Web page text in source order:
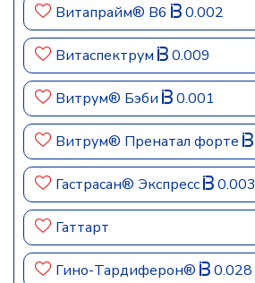
Витапрайм® В6 0.002
Витаспектрум 0.009
Витрум® Бэби 0.001
Витрум® Пренатал форте
Гастрасан® Экспресс 0.003
Гаттарт
Гино-Тардиферон® 0.028